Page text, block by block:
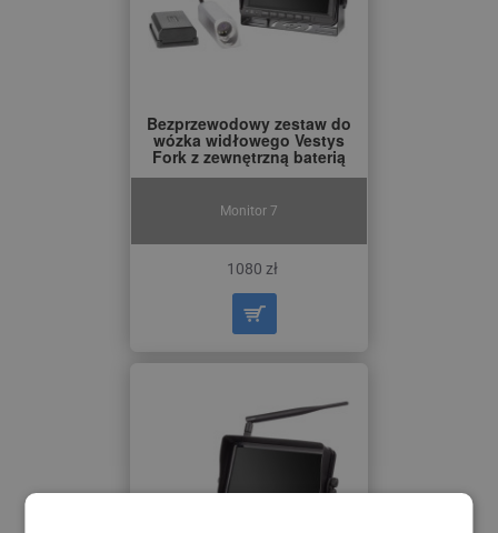
Monitor 7
Bezprzewodowy zestaw do
wózka widłowego Vestys
Fork z zewnętrzną baterią
1080 zł